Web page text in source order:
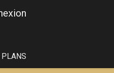
PLANS